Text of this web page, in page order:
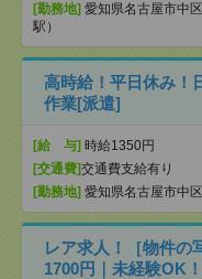
[勤務地] 愛知県名古屋市中
駅）
高時給！平日休み！
作業[派遣]
[給 与] 時給1350円
[交通費]交通費支給有り
[勤務地] 愛知県名古屋市中
レア求人！［物件の
1700円｜未経験OK